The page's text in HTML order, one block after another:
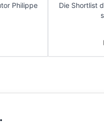
Philippe
Die Shortlist